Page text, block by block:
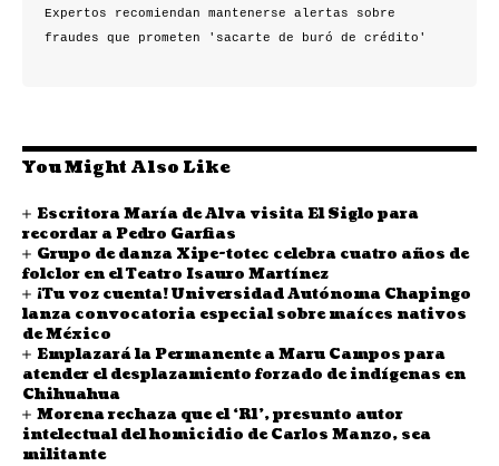
Expertos recomiendan mantenerse alertas sobre
fraudes que prometen 'sacarte de buró de crédito'
You Might Also Like
Escritora María de Alva visita El Siglo para
recordar a Pedro Garfias
Grupo de danza Xipe-totec celebra cuatro años de
folclor en el Teatro Isauro Martínez
¡Tu voz cuenta! Universidad Autónoma Chapingo
lanza convocatoria especial sobre maíces nativos
de México
Emplazará la Permanente a Maru Campos para
atender el desplazamiento forzado de indígenas en
Chihuahua
Morena rechaza que el ‘R1’, presunto autor
intelectual del homicidio de Carlos Manzo, sea
militante